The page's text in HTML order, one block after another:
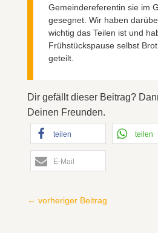
Gemeindereferentin sie im
gesegnet. Wir haben
wichtig das Teilen ist und
Frühstückspause selbst
geteilt.
Dir gefällt dieser Beitrag?
Deinen Freunden.
teilen teilen
E-Mail
← vorheriger Beitrag